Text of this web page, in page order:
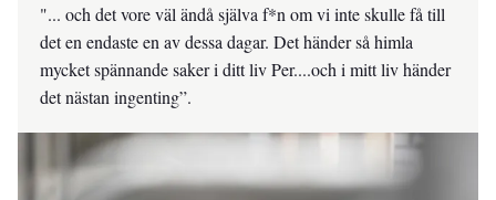
"... och det vore väl ändå själva f*n om vi inte skulle få till
det en endaste en av dessa dagar. Det händer så himla
mycket spännande saker i ditt liv Per....och i mitt liv händer
det nästan ingenting”.